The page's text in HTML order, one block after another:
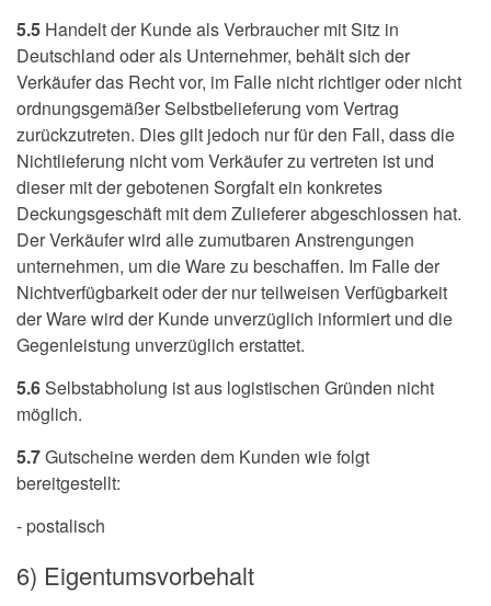
5.5 Handelt der Kunde als Verbraucher mit Sitz in
Deutschland oder als Unternehmer, behält sich der
Verkäufer das Recht vor, im Falle nicht richtiger oder nicht
ordnungsgemäßer Selbstbelieferung vom Vertrag
zurückzutreten. Dies gilt jedoch nur für den Fall, dass die
Nichtlieferung nicht vom Verkäufer zu vertreten ist und
dieser mit der gebotenen Sorgfalt ein konkretes
Deckungsgeschäft mit dem Zulieferer abgeschlossen hat.
Der Verkäufer wird alle zumutbaren Anstrengungen
unternehmen, um die Ware zu beschaffen. Im Falle der
Nichtverfügbarkeit oder der nur teilweisen Verfügbarkeit
der Ware wird der Kunde unverzüglich informiert und die
Gegenleistung unverzüglich erstattet.
5.6Selbstabholung ist aus logistischen Gründen nicht
möglich.
5.7Gutscheine werden dem Kunden wie folgt
bereitgestellt:
- postalisch
6) Eigentumsvorbehalt